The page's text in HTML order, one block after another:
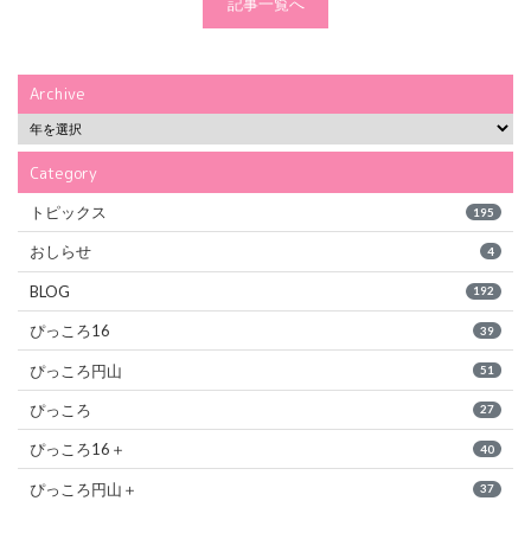
Archive
Category
トピックス 195
おしらせ 4
BLOG 192
ぴっころ16 39
ぴっころ円山 51
ぴっころ 27
ぴっころ16＋ 40
ぴっころ円山＋ 37